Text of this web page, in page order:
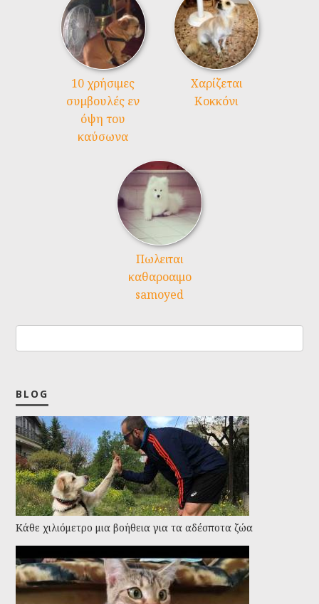
10 χρήσιμες
συμβουλές εν
όψη του
καύσωνα
Χαρίζεται
Κοκκόνι
Πωλειται
καθαροαιμο
samoyed
BLOG
Kάθε χιλιόμετρο μια βοήθεια για τα αδέσποτα ζώα